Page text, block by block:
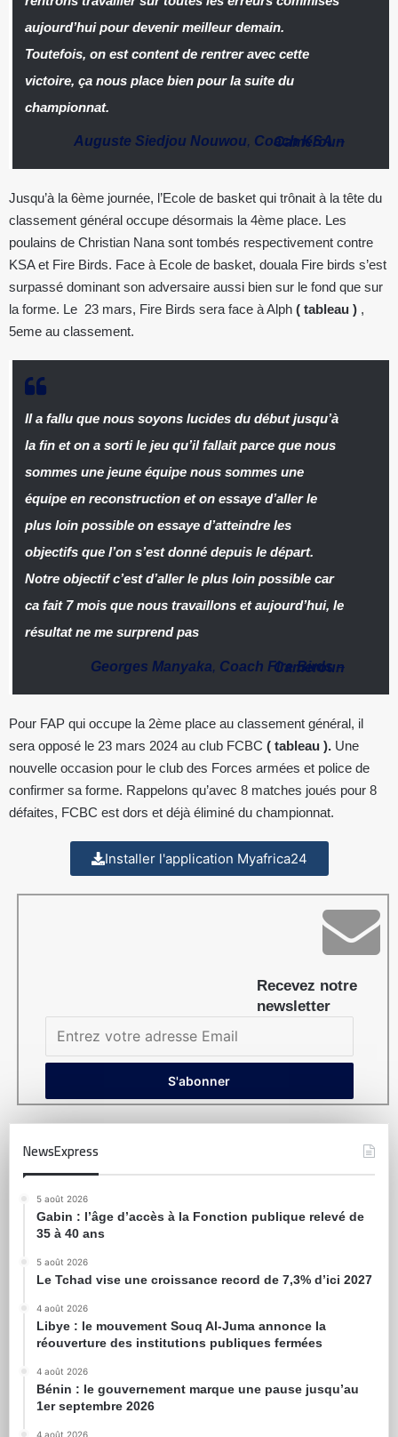
aujourd’hui pour devenir meilleur demain.
Toutefois, on est content de rentrer avec cette
victoire, ça nous place bien pour la suite du
championnat.
Auguste Siedjou Nouwou, Coach KSA–
Cameroun
Jusqu’à la 6ème journée, l’Ecole de basket qui trônait à la tête du
classement général occupe désormais la 4ème place. Les
poulains de Christian Nana sont tombés respectivement contre
KSA et Fire Birds. Face à Ecole de basket, douala Fire birds s’est
surpassé dominant son adversaire aussi bien sur le fond que sur
la forme. Le 23 mars, Fire Birds sera face à Alph ( tableau ) ,
5eme au classement.
Il a fallu que nous soyons lucides du début jusqu’à
la fin et on a sorti le jeu qu’il fallait parce que nous
sommes une jeune équipe nous sommes une
équipe en reconstruction et on essaye d’aller le
plus loin possible on essaye d’atteindre les
objectifs que l’on s’est donné depuis le départ.
Notre objectif c’est d’aller le plus loin possible car
ca fait 7 mois que nous travaillons et aujourd’hui, le
résultat ne me surprend pas
Georges Manyaka, Coach Fire Birds–
Cameroun
Pour FAP qui occupe la 2ème place au classement général, il
sera opposé le 23 mars 2024 au club FCBC ( tableau ). Une
nouvelle occasion pour le club des Forces armées et police de
confirmer sa forme. Rappelons qu’avec 8 matches joués pour 8
défaites, FCBC est dors et déjà éliminé du championnat.
Installer l'application Myafrica24
Recevez notre
newsletter
NewsExpress
5 août 2026
Gabin : l’âge d’accès à la Fonction publique relevé de
35 à 40 ans
5 août 2026
Le Tchad vise une croissance record de 7,3% d’ici 2027
4 août 2026
Libye : le mouvement Souq Al-Juma annonce la
réouverture des institutions publiques fermées
4 août 2026
Bénin : le gouvernement marque une pause jusqu’au
1er septembre 2026
4 août 2026